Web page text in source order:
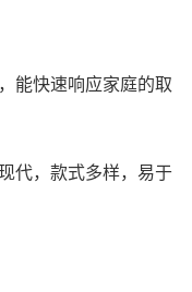
能快速响应家庭的取
代，款式多样，易于